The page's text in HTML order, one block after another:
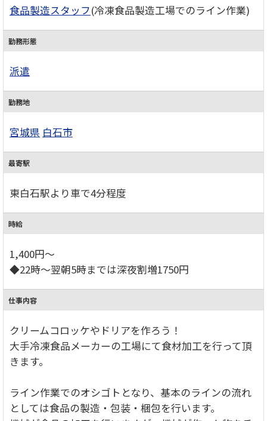
食品製造スタッフ(冷凍食品製造工場でのライン作業)
勤務形態
派遣
勤務地
宮城県 白石市
最寄駅
東白石駅より車で4分程度
時給
1,400円～
◆22時～翌朝5時までは深夜割増1750円
仕事内容
クリームコロッケやドリアを作ろう！
大手冷凍食品メーカーの工場にて食材加工を行って頂
きます。
ライン作業でのオシゴトとなり、基本のラインの流れ
としては食品の製造・包装・梱包を行います。